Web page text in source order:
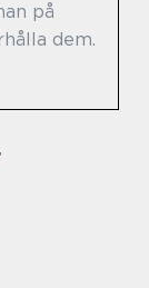
på
dem.